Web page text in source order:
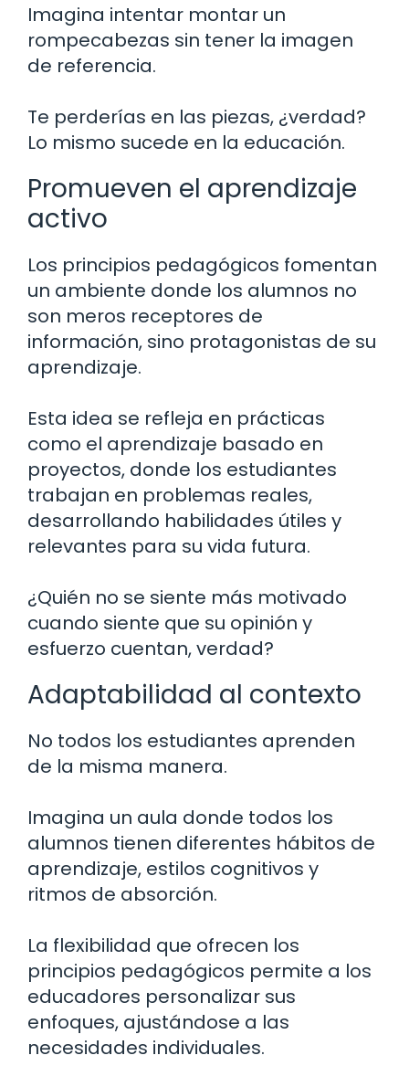
Imagina intentar montar un
rompecabezas sin tener la imagen
de referencia.
Te perderías en las piezas, ¿verdad?
Lo mismo sucede en la educación.
Promueven el aprendizaje
activo
Los principios pedagógicos fomentan
un ambiente donde los alumnos no
son meros receptores de
información, sino protagonistas de su
aprendizaje.
Esta idea se refleja en prácticas
como el aprendizaje basado en
proyectos, donde los estudiantes
trabajan en problemas reales,
desarrollando habilidades útiles y
relevantes para su vida futura.
¿Quién no se siente más motivado
cuando siente que su opinión y
esfuerzo cuentan, verdad?
Adaptabilidad al contexto
No todos los estudiantes aprenden
de la misma manera.
Imagina un aula donde todos los
alumnos tienen diferentes hábitos de
aprendizaje, estilos cognitivos y
ritmos de absorción.
La flexibilidad que ofrecen los
principios pedagógicos permite a los
educadores personalizar sus
enfoques, ajustándose a las
necesidades individuales.